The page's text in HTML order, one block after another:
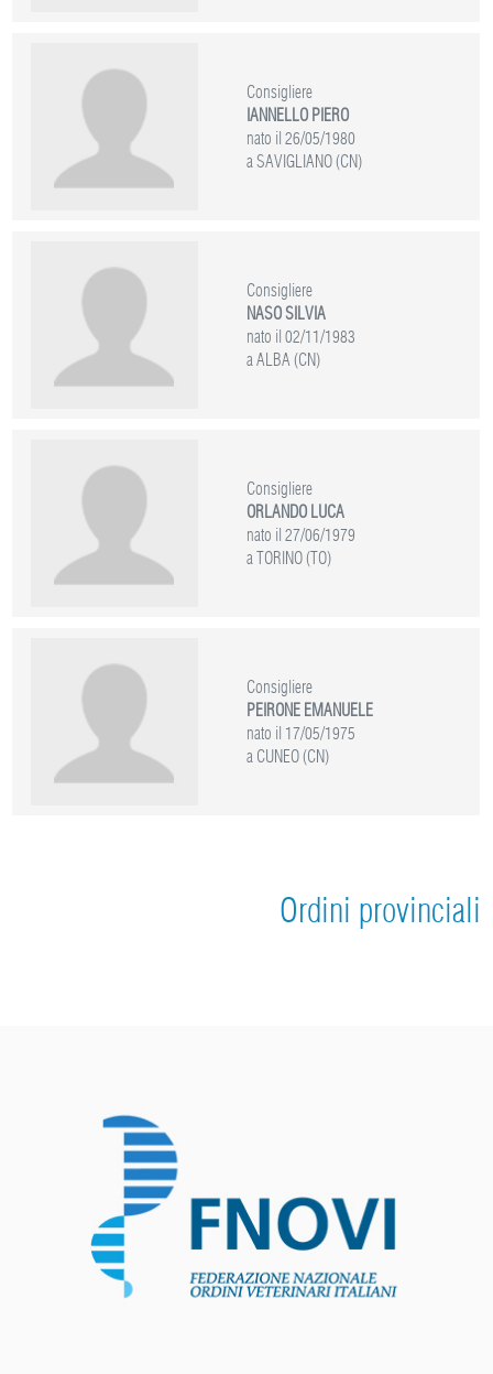
Consigliere
IANNELLO PIERO
nato il 26/05/1980
a SAVIGLIANO (CN)
Consigliere
NASO SILVIA
nato il 02/11/1983
a ALBA (CN)
Consigliere
ORLANDO LUCA
nato il 27/06/1979
a TORINO (TO)
Consigliere
PEIRONE EMANUELE
nato il 17/05/1975
a CUNEO (CN)
Ordini provinciali